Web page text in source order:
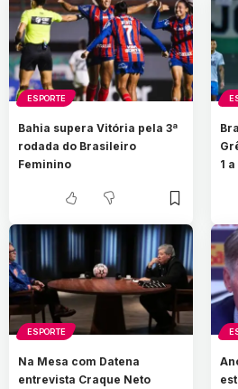
ESPORTE
Bahia supera Vitória pela 3ª
rodada do Brasileiro
Feminino
1 a
ESPORTE
Na Mesa com Datena
entrevista Craque Neto